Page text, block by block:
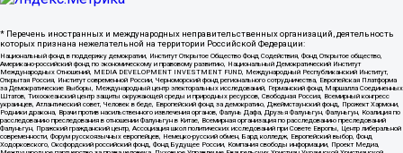
* Перечень иностранных и международных неправительственных организаций, деятельность
которых признана нежелательной на территории Российской Федерации:
Национальный фонд в поддержку демократии, Институт Открытое Общество Фонд Содействия, Фонд Открытое общество,
Американо-российский фонд по экономическому и правовому развитию, Национальный Демократический Институт
Международных Отношений, MEDIA DEVELOPMENT INVESTMENT FUND, Международный Республиканский Институт,
Открытая Россия, Институт современной России, Черноморский фонд регионального сотрудничества, Европейская Платформа
за Демократические Выборы, Международный центр электоральных исследований, Германский фонд Маршалла Соединенных
Штатов, Тихоокеанский центр защиты окружающей среды и природных ресурсов, Свободная Россия, Всемирный конгресс
украинцев, Атлантический совет, Человек в беде, Европейский фонд за демократию, Джеймстаунский фонд, Прожект Хармони,
Родники дракона, Врачи против насильственного извлечения органов, Фалунь Дафа, Друзья Фалуньгун, Фалуньгун, Коалиция по
расследованию преследования в отношении Фалуньгун в Китае, Всемирная организация по расследованию преследований
Фалуньгун, Пражский гражданский центр, Ассоциация школ политических исследований при Совете Европы, Центр либеральной
современности, Форум русскоязычных европейцев, Немецко-русский обмен, Бард колледж, Европейский выбор, Фонд
Ходорковского, Оксфордский российский фонд, Фонд Будущее России, Компания свободы информации, Проект Медиа,